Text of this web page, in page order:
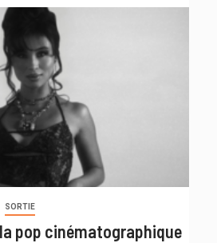
SORTIE
: la pop cinématographique